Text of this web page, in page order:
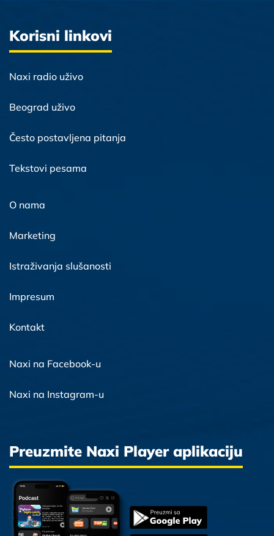
Korisni linkovi
Naxi radio uživo
Beograd uživo
Često postavljena pitanja
Tekstovi pesama
O nama
Marketing
Istraživanja slušanosti
Impresum
Kontakt
Naxi na Facebook-u
Naxi na Instagram-u
Preuzmite Naxi Player aplikaciju